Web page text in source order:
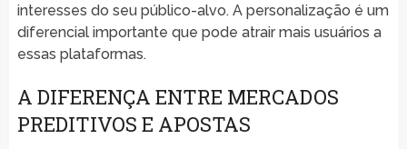
interesses do seu público-alvo. A personalização é um
diferencial importante que pode atrair mais usuários a
essas plataformas.
A DIFERENÇA ENTRE MERCADOS
PREDITIVOS E APOSTAS